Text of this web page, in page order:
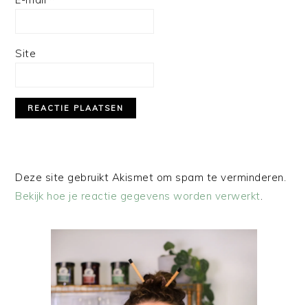
Site
Deze site gebruikt Akismet om spam te verminderen.
Bekijk hoe je reactie gegevens worden verwerkt.